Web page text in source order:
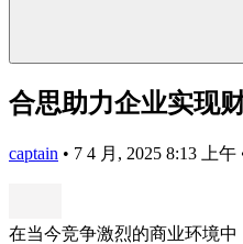
合思助力企业实现
captain • 7 4 月, 2025 8:13 上午
在当今竞争激烈的商业环境